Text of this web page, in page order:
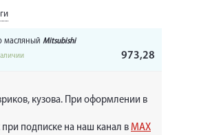
масляный Mitsubishi
973,28
кузова. При оформлении в
при подписке на наш канал вMAX